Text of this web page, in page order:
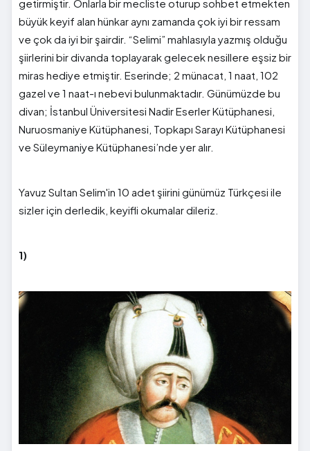
getirmiştir. Onlarla bir mecliste oturup sohbet etmekten
büyük keyif alan hünkar aynı zamanda çok iyi bir ressam
ve çok da iyi bir şairdir. “Selimi” mahlasıyla yazmış olduğu
şiirlerini bir divanda toplayarak gelecek nesillere eşsiz bir
miras hediye etmiştir. Eserinde; 2 münacat, 1 naat, 102
gazel ve 1 naat-ı nebevi bulunmaktadır. Günümüzde bu
divan; İstanbul Üniversitesi Nadir Eserler Kütüphanesi,
Nuruosmaniye Kütüphanesi, Topkapı Sarayı Kütüphanesi
ve Süleymaniye Kütüphanesi’nde yer alır.
Yavuz Sultan Selim'in 10 adet şiirini günümüz Türkçesi ile
sizler için derledik, keyifli okumalar dileriz.
1)